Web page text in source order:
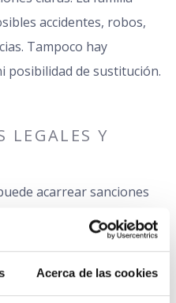
Acerca de las cookies
accidentes, robos,
Tampoco hay
posibilidad de sustitución.
LEGALES Y
acarrear sanciones
en caso de accidente
puede ser considerada
implicaciones legales y